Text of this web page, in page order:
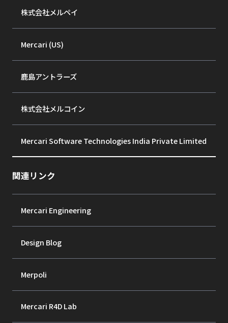
株式会社メルペイ
Mercari (US)
鹿島アントラーズ
株式会社メルコイン
Mercari Software Technologies India Private Limited
関連リンク
Mercari Engineering
Design Blog
Merpoli
Mercari R4D Lab